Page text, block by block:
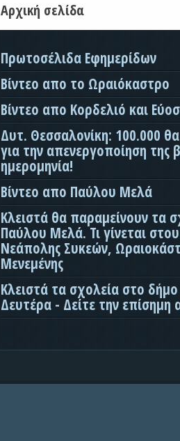
Αρχική σελίδα
Πρωτοσέλιδα Εφημερίδων
Βίντεο απο το Ωραιόκαστρο
Βίντεο απο Κορδελιό και
Δυτ. Θεσσαλονίκη: 100.000
για την απενεργοποίηση της
ημερομηνία!
Βίντεο απο Παύλου Μελά
Κλειστά θα παραμείνουν τα
Παύλου Μελά. Τι γίνεται
Νεάπολης Συκεών,
Μενεμένης
Κλειστά τα σχολεία στο
Δευτέρα - Δείτε την επίσημη